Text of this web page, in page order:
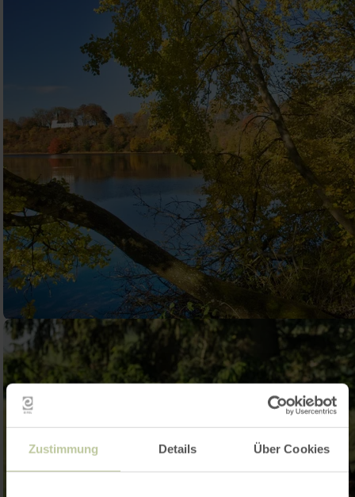
Zustimmung Details Über Cookies